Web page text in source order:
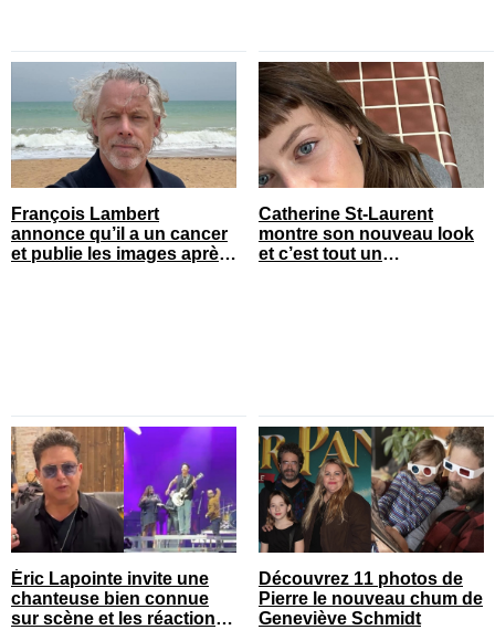
François Lambert
annonce qu’il a un cancer
et publie les images après
Catherine St-Laurent
montre son nouveau look
et c’est tout un
Éric Lapointe invite une
chanteuse bien connue
sur scène et les réactions
Découvrez 11 photos de
Pierre le nouveau chum de
Geneviève Schmidt